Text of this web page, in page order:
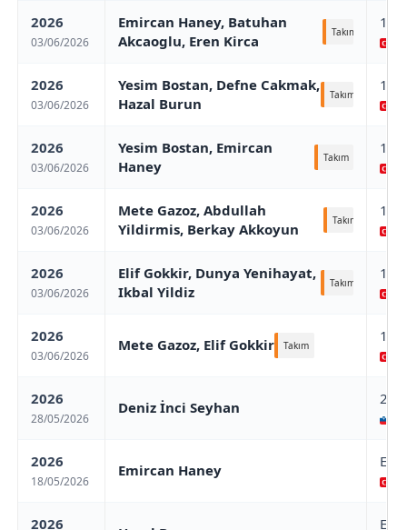
2026
03/06/2026
Emircan Haney, Batuhan
Akcaoglu, Eren Kirca
Takım
2026
03/06/2026
Yesim Bostan, Defne Cakmak,
Hazal Burun
Takım
2026
03/06/2026
Yesim Bostan, Emircan
Haney
Takım
2026
03/06/2026
Mete Gazoz, Abdullah
Yildirmis, Berkay Akkoyun
Takım
2026
03/06/2026
Elif Gokkir, Dunya Yenihayat,
Ikbal Yildiz
Takım
2026
03/06/2026
Mete Gazoz, Elif Gokkir Takım
2026
28/05/2026
Deniz İnci Seyhan
2026
18/05/2026
Emircan Haney
2026